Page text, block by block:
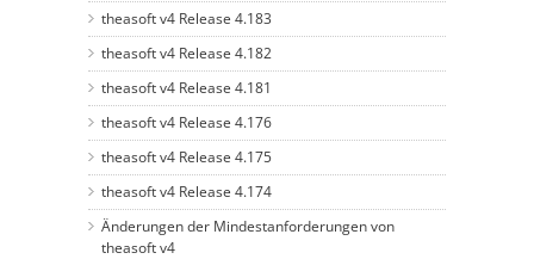
theasoft v4 Release 4.183
theasoft v4 Release 4.182
theasoft v4 Release 4.181
theasoft v4 Release 4.176
theasoft v4 Release 4.175
theasoft v4 Release 4.174
Änderungen der Mindestanforderungen von
theasoft v4